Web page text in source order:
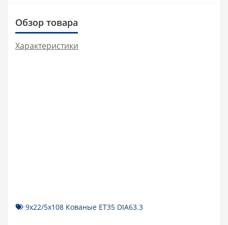
Обзор товара
Характеристики
9x22/5x108 Кованые ET35 DIA63.3